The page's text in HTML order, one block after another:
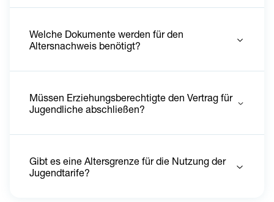
Welche Dokumente werden für den
Altersnachweis benötigt?
Müssen Erziehungsberechtigte den Vertrag für
Jugendliche abschließen?
Gibt es eine Altersgrenze für die Nutzung der
Jugendtarife?